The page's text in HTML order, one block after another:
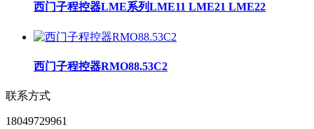
西门子程控器LME系列LME11 LME21 LME22
西门子程控器RMO88.53C2
联系方式
18049729961